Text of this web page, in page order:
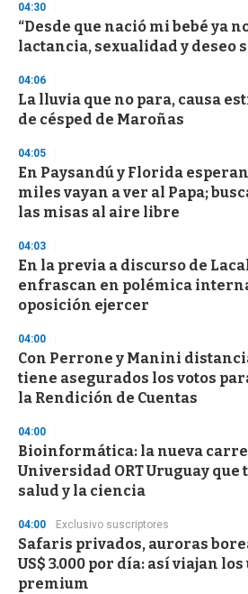
d
s
o
f
3
s
e
c
n
d
04:30
“Desde que nació mi bebé ya
lactancia, sexualidad y deseo
04:06
La lluvia que no para, causa
de césped de Maroñas
04:05
En Paysandú y Florida
miles vayan a ver al Papa;
las misas al aire libre
04:03
En la previa a discurso de
enfrascan en polémica
oposición ejercer
04:00
Con Perrone y Manini
tiene asegurados los votos
la Rendición de Cuentas
04:00
Bioinformática: la nueva
Universidad ORT Uruguay
salud y la ciencia
04:00 Exclusivo suscriptores
Safaris privados, auroras
US$ 3.000 por día: así viajan
premium